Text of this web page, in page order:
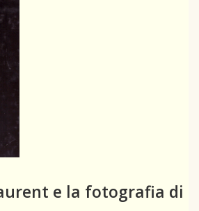
e la fotografia di